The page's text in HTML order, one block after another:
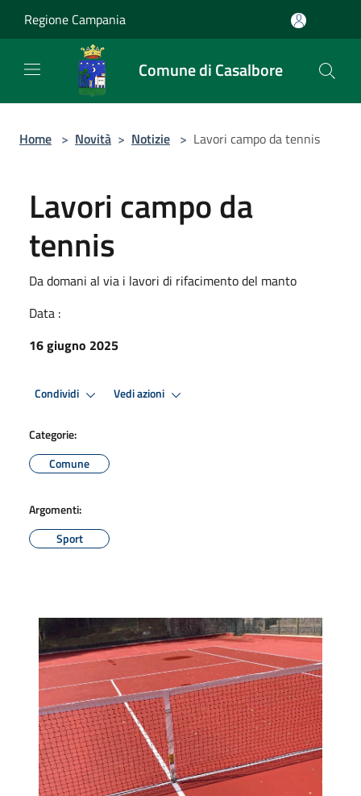
Regione Campania
Comune di Casalbore
Home > Novità > Notizie > Lavori campo da tennis
Lavori campo da
tennis
Da domani al via i lavori di rifacimento del manto
Data :
16 giugno 2025
Condividi Vedi azioni
Categorie:
Comune
Argomenti:
Sport